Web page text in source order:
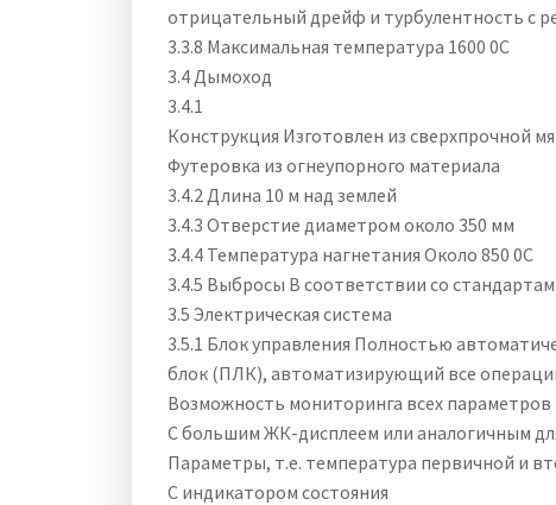
отрицательный дрейф и турбулентность с
3.3.8 Максимальная температура 1600 0C
3.4 Дымоход
3.4.1
Конструкция Изготовлен из сверхпрочной
Футеровка из огнеупорного материала
3.4.2 Длина 10 м над землей
3.4.3 Отверстие диаметром около 350 мм
3.4.4 Температура нагнетания Около 850 0C
3.4.5 Выбросы В соответствии со
3.5 Электрическая система
3.5.1 Блок управления Полностью
блок (ПЛК), автоматизирующий все
Возможность мониторинга всех параметров
С большим ЖК-дисплеем или аналогичным
Параметры, т.е. температура первичной и
С индикатором состояния